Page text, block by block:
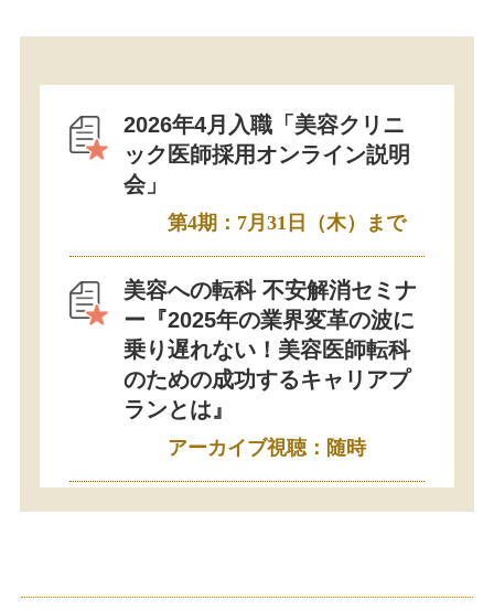
2026年4月入職「美容クリニ
ック医師採用オンライン説明
会」
第4期：7月31日（木）まで
美容への転科 不安解消セミナ
ー『2025年の業界変革の波に
乗り遅れない！美容医師転科
のための成功するキャリアプ
ランとは』
アーカイブ視聴：随時